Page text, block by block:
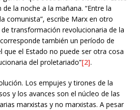
la noche a la mañana. “Entre la
comunista”, escribe Marx en otro
transformación revolucionaria de la
también un período de
que el Estado no puede ser otra cosa
del proletariado”[2].
Los empujes y tirones de la
y los avances son el núcleo de las
marxistas y no marxistas. A pesar